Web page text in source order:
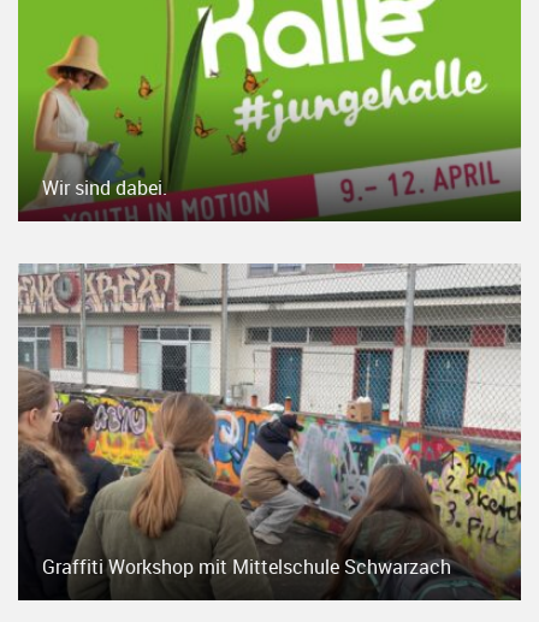
Wir sind dabei.
Graffiti Workshop mit Mittelschule Schwarzach